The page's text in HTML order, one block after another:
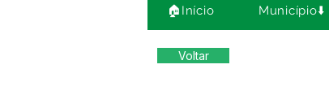
🏠Início Município⬇️
Voltar